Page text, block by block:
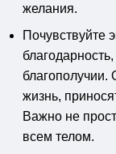
желания.
Почувствуйте
благополучии.
жизнь,
Важно не
всем телом.